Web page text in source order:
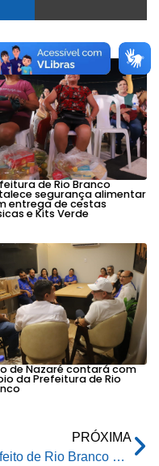
de Rio Branco
segurança alimentar
entrega de cestas
e Kits Verde
de Nazaré contará com
da Prefeitura de Rio
PRÓXIMA
Prefeito de Rio Branco participa da Semana Internacional do Café em Belo Horizonte e valoriza a cafeicultura acreana